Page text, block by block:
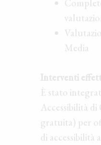
Media
Interventi
È stato
Accessibilità di
gratuita) per
di accessibilità